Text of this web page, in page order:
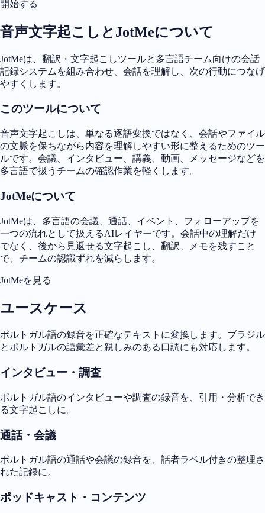
開始する
音声文字起こしとJotMeについて
JotMeは、翻訳・文字起こしツールと多言語チーム向けの会話
記録システムを組み合わせ、会話を理解し、次の行動につなげ
やすくします。
このツールについて
音声文字起こしは、単なる逐語変換ではなく、会話やファイル
の文脈を保ちながら内容を理解しやすい形に整えるためのツー
ルです。会議、インタビュー、講義、動画、メッセージなどを
多言語で扱うチームの確認作業を軽くします。
JotMeについて
JotMeは、多言語の会議、通話、イベント、フォローアップを
一つの流れとして扱えるAIレイヤーです。会話中の理解だけ
でなく、後から見返せる文字起こし、翻訳、メモを残すこと
で、チームの認識ずれを減らします。
JotMeを見る
ユースケース
ポルトガル語の録音を正確なテキストに変換します。ブラジル
とポルトガルの語彙差と親しみのある口調にも対応します。
インタビュー・調査
ポルトガル語のインタビューや調査の録音を、引用・分析でき
る文字起こしに。
通話・会議
ポルトガル語の通話や会議の録音を、話者ラベル付きの整理さ
れた記録に。
ポッドキャスト・コンテンツ